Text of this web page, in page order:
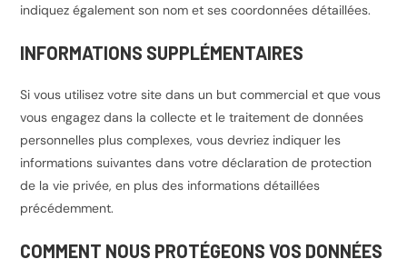
indiquez également son nom et ses coordonnées détaillées.
INFORMATIONS SUPPLÉMENTAIRES
Si vous utilisez votre site dans un but commercial et que vous
vous engagez dans la collecte et le traitement de données
personnelles plus complexes, vous devriez indiquer les
informations suivantes dans votre déclaration de protection
de la vie privée, en plus des informations détaillées
précédemment.
COMMENT NOUS PROTÉGEONS VOS DONNÉES